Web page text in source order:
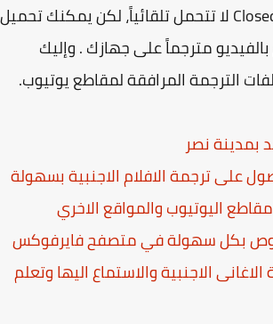
المرفقة Closed Captions لا تتحمل تلقائياً، لكن يمكنك تحميل
مترجماً على جهازك . وإليك
الترجمة المرافقة لمقاطع يوتيوب.
نصر
اليوتيوب والمواقع الاخري
بكل سهولة في متصفح فايرفوكس
الاجنبية والاستماع اليها وتعلم